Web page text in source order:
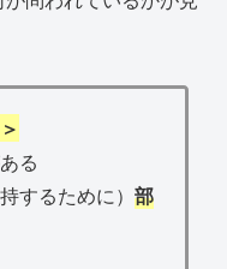
る
するために） 部